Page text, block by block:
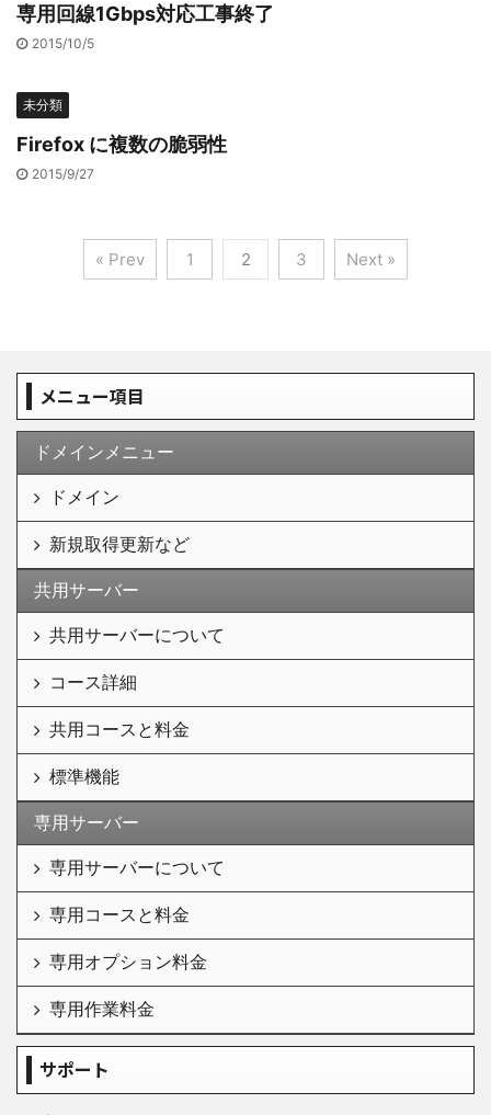
専用回線1Gbps対応工事終了
2015/10/5
未分類
Firefox に複数の脆弱性
2015/9/27
« Prev 1 2 3 Next »
メニュー項目
ドメインメニュー
ドメイン
新規取得更新など
共用サーバー
共用サーバーについて
コース詳細
共用コースと料金
標準機能
専用サーバー
専用サーバーについて
専用コースと料金
専用オプション料金
専用作業料金
サポート